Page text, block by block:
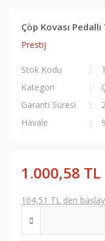
Çöp Kovası
Prestij
Stok Kodu
Kategori
Garanti Süresi
Havale
1.000,58 TL
104,51 TL den